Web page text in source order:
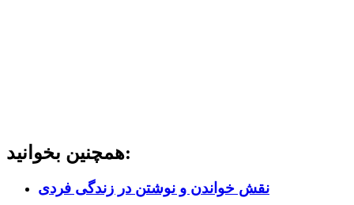
همچنین بخوانید:
نقش خواندن و نوشتن در زندگی فردی